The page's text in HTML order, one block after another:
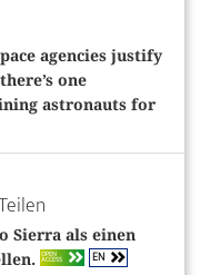
agencies justify
one
astronauts for
Sierra als einen
OPEN
ACCESS EN